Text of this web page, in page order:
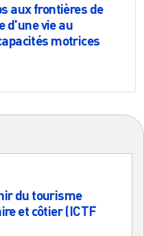
aux frontières de
d'une vie au
motrices
du tourisme
et côtier (ICTF